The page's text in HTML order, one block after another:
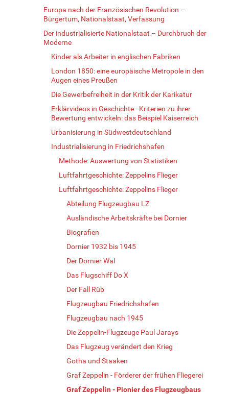
Europa nach der Französischen Revolution –
Bürgertum, Nationalstaat, Verfassung
Der industrialisierte Nationalstaat – Durchbruch der
Moderne
Kinder als Arbeiter in englischen Fabriken
London 1850: eine europäische Metropole in den
Augen eines Preußen
Die Gewerbefreiheit in der Kritik der Karikatur
Erklärvideos in Geschichte - Kriterien zu ihrer
Bewertung entwickeln: das Beispiel Kaiserreich
Urbanisierung in Südwestdeutschland
Industrialisierung in Friedrichshafen
Methode: Auswertung von Statistiken
Luftfahrtgeschichte: Zeppelins Flieger
Luftfahrtgeschichte: Zeppelins Flieger
Abteilung Flugzeugbau LZ
Ausländische Arbeitskräfte bei Dornier
Biografien
Dornier 1932 bis 1945
Der Dornier Wal
Das Flugschiff Do X
Der Fall Rüb
Flugzeugbau Friedrichshafen
Flugzeugbau nach 1945
Die Zeppelin-Flugzeuge Paul Jarays
Das Flugzeug verändert den Krieg
Gotha und Staaken
Graf Zeppelin - Förderer der frühen Fliegerei
Graf Zeppelin - Pionier des Flugzeugbaus